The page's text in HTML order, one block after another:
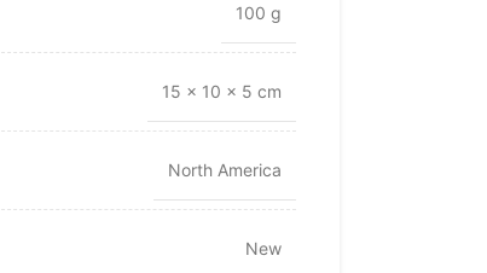
100 g
15 × 10 × 5 cm
North America
New